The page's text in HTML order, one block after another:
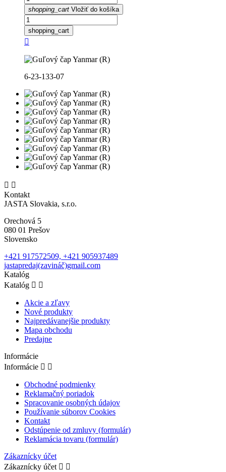
shopping_cart Vložiť do košíka
shopping_cart

6-23-133-07
 
Kontakt
JASTA Slovakia, s.r.o.
Orechová 5
080 01 Prešov
Slovensko
+421 917572509, +421 905937489
jastapredaj(zavináč)gmail.com
Katalóg
Katalóg  
Akcie a zľavy
Nové produkty
Najpredávanejšie produkty
Mapa obchodu
Predajne
Informácie
Informácie  
Obchodné podmienky
Reklamačný poriadok
Spracovanie osobných údajov
Používanie súborov Cookies
Kontakt
Odstúpenie od zmluvy (formulár)
Reklamácia tovaru (formulár)
Zákaznícky účet
Zákaznícky účet  